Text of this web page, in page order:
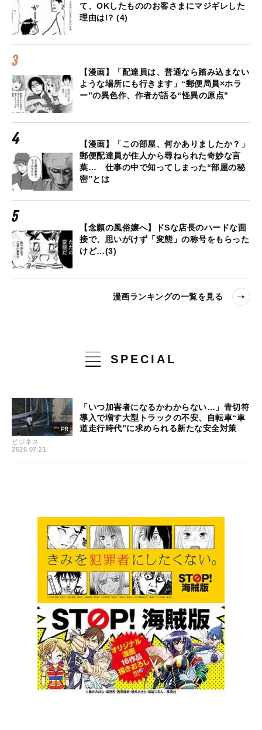
て、OKしたもののお客さまにマジギレした
理由は!? (4)
【漫画】「配達員は、普通なら踏み込まない
ような場所にも行きます」“郵便局員×ホラ
ー”の異色作、作者が語る“怪異の原点”
【漫画】「この部屋、何かありましたか？」
郵便配達員が住人から尋ねられた奇妙な言
葉… 仕事の中で知ってしまった“部屋の秘
密”とは
【念願の風俗嬢へ】ドSな店長のハードな面
接で、思いがけず「変態」の称号をもらった
けど…(3)
漫画ランキングの一覧を見る
SPECIAL
ビジネス
2026.07.21
「いつ加害者になるかわからない…」青切符
導入で増す大型トラックの不安、自転車“車
道走行時代”に求められる新たな安全対策